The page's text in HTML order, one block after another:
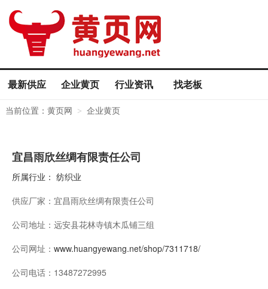
最新供应 企业黄页 行业资讯 找老板
当前位置： 黄页网 > 企业黄页
宜昌雨欣丝绸有限责任公司
所属行业： 纺织业
供应厂家： 宜昌雨欣丝绸有限责任公司
公司地址： 远安县花林寺镇木瓜铺三组
公司网址： www.huangyewang.net/shop/7311718/
公司电话： 13487272995